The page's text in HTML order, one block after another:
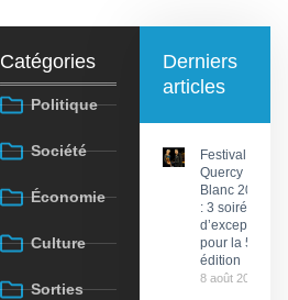
Catégories
Politique
Société
Économie
Culture
Sorties
Derniers
articles
Festival du
Quercy
Blanc 2026
: 3 soirées
d’exception
pour la 58e
édition
8 août 2026